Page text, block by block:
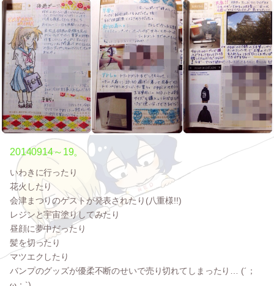
20140914～19。
いわきに行ったり
花火したり
会津まつりのゲストが発表されたり(八重様!!)
レジンと宇宙塗りしてみたり
昼顔に夢中だったり
髪を切ったり
マツエクしたり
バンプのグッズが優柔不断のせいで売り切れてしまったり… (´；